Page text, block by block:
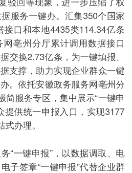
服务一键办。汇集350个国家
口和本地4435类114.34亿条
亳州分厅累计调用数据接口
交换2.73亿条，为一键填报、
支撑，助力实现企业群众一键
。依托安徽政务服务网亳州分
简服务专区，集中展示“一键申
提供统一申报入口，实现3177
办理。
一键申报”，以数据调取、电
子签章“一键申报”代替企业群